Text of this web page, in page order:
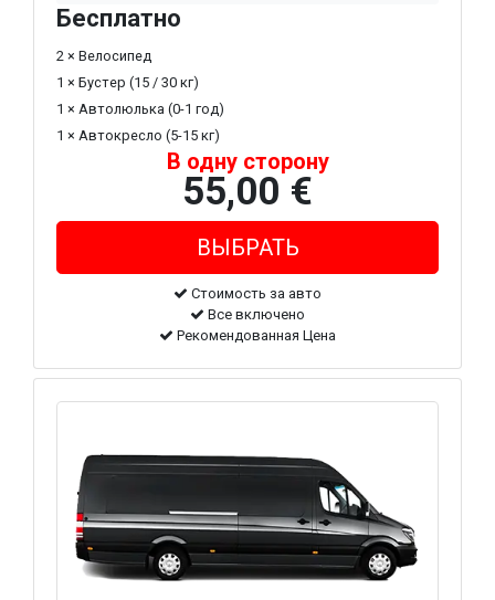
Бесплатно
2 × Велосипед
1 × Бустер (15 / 30 кг)
1 × Автолюлька (0-1 год)
1 × Автокресло (5-15 кг)
В одну сторону
55,00 €
Стоимость за авто
Все включено
Рекомендованная Цена